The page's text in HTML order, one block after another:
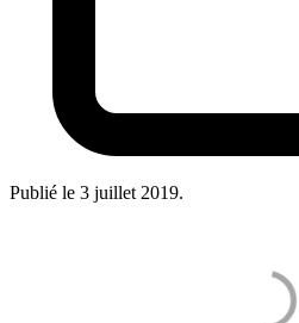
Publié le 3 juillet 2019.